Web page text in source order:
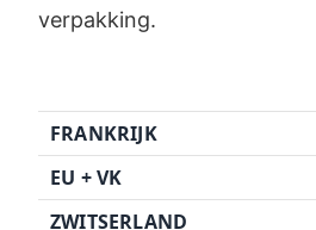
verpakking.
FRANKRIJK
EU + VK
ZWITSERLAND